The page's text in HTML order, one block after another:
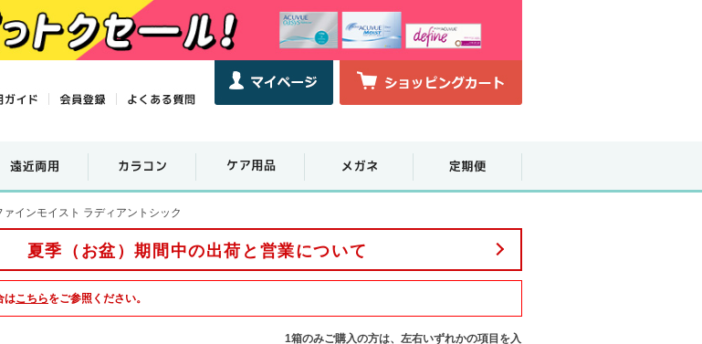
インモイスト ラディアントシック
夏季（お盆）期間中の出荷と営業について
はこちらをご参照ください。
1箱のみご購入の方は、左右いずれかの項目を入